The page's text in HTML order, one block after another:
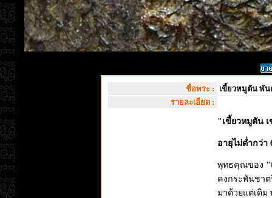
ชื่อพระ :
เขี้ยวหมูตัน พัน
รายละเอียด :
"เขี้ยวหมูตัน
อายุไม่ต่ำกว่า
พุทธคุณของ "
คงกระพันชา
มาด้วยแต่เดิม